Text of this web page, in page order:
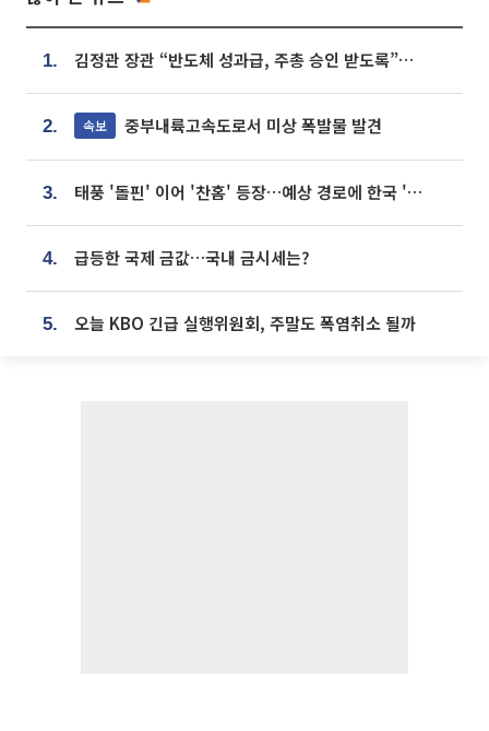
1. 김정관 장관 “반도체 성과급, 주총 승인 받도록”…상법·자본시장법 개정 시사
2. 속보 중부내륙고속도로서 미상 폭발물 발견
3. 태풍 '돌핀' 이어 '찬홈' 등장…예상 경로에 한국 '한숨'
4. 급등한 국제 금값…국내 금시세는?
5. 오늘 KBO 긴급 실행위원회, 주말도 폭염취소 될까